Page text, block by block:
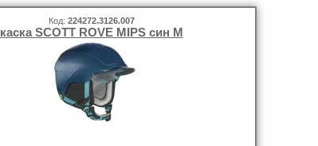
Код: 224272.3126.007
каска SCOTT ROVE MIPS син M